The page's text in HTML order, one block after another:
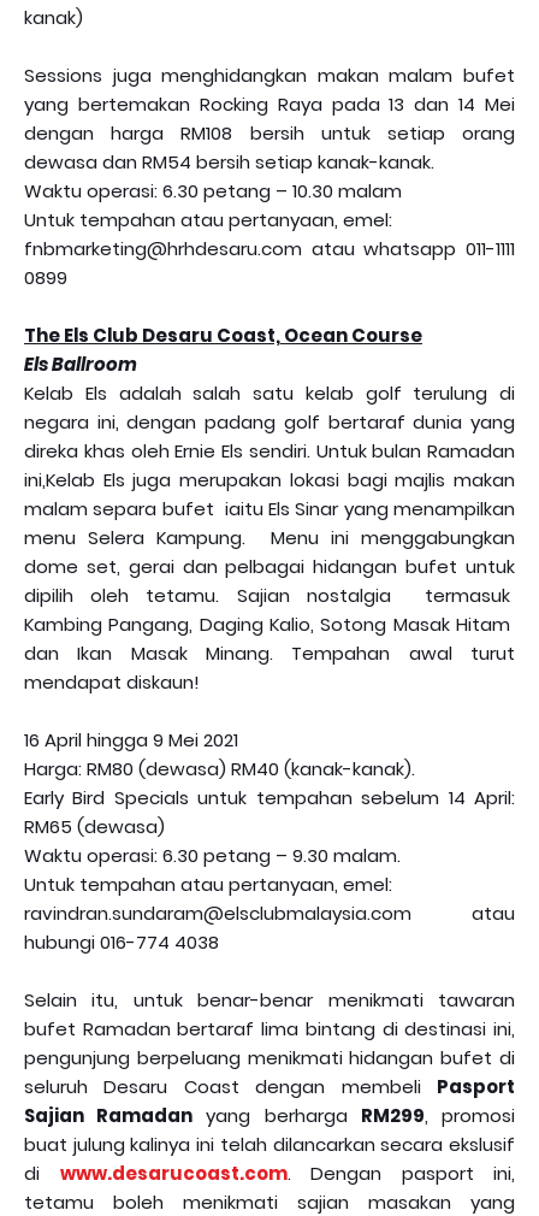
kanak)
Sessions juga menghidangkan makan malam bufet
yang bertemakan Rocking Raya pada 13 dan 14 Mei
dengan harga RM108 bersih untuk setiap orang
dewasa dan RM54 bersih setiap kanak-kanak.
Waktu operasi: 6.30 petang – 10.30 malam
Untuk tempahan atau pertanyaan, emel:
fnbmarketing@hrhdesaru.com atau whatsapp 011-1111
0899
The Els Club Desaru Coast, Ocean Course
Els Ballroom
Kelab Els adalah salah satu kelab golf terulung di
negara ini, dengan padang golf bertaraf dunia yang
direka khas oleh Ernie Els sendiri. Untuk bulan Ramadan
ini,Kelab Els juga merupakan lokasi bagi majlis makan
malam separa bufet iaitu Els Sinar yang menampilkan
menu Selera Kampung. Menu ini menggabungkan
dome set, gerai dan pelbagai hidangan bufet untuk
dipilih oleh tetamu. Sajian nostalgia termasuk
Kambing Pangang, Daging Kalio, Sotong Masak Hitam
dan Ikan Masak Minang. Tempahan awal turut
mendapat diskaun!
16 April hingga 9 Mei 2021
Harga: RM80 (dewasa) RM40 (kanak-kanak).
Early Bird Specials untuk tempahan sebelum 14 April:
RM65 (dewasa)
Waktu operasi: 6.30 petang – 9.30 malam.
Untuk tempahan atau pertanyaan, emel:
ravindran.sundaram@elsclubmalaysia.com atau
hubungi 016-774 4038
Selain itu, untuk benar-benar menikmati tawaran
bufet Ramadan bertaraf lima bintang di destinasi ini,
pengunjung berpeluang menikmati hidangan bufet di
seluruh Desaru Coast dengan membeli Pasport
Sajian Ramadan yang berharga RM299, promosi
buat julung kalinya ini telah dilancarkan secara ekslusif
di www.desarucoast.com. Dengan pasport ini,
tetamu boleh menikmati sajian masakan yang